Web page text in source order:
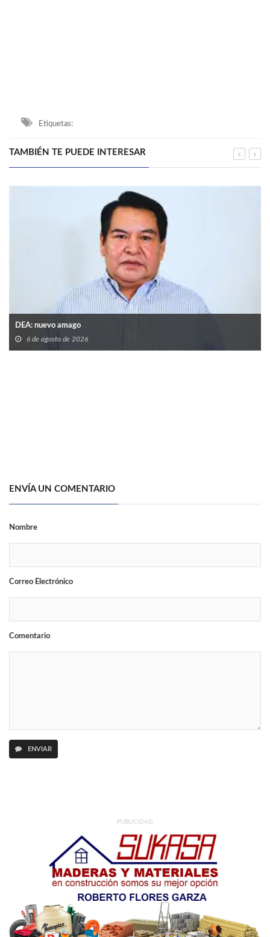
Etiquetas:
TAMBIÉN TE PUEDE INTERESAR
DEA: nuevo amago
6 de agosto de 2026
ENVÍA UN COMENTARIO
Nombre
Correo Electrónico
Comentario
ENVIAR
PUBLICIDAD